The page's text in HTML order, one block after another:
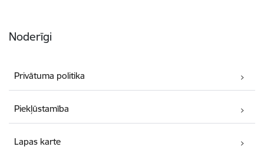
Noderīgi
Privātuma politika
Piekļūstamība
Lapas karte